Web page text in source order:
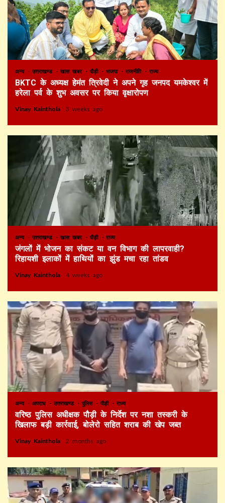
अन्य उत्तराखण्ड खास खबर पौड़ी भाजपा राजनीति राज्य
BKTC के अध्यक्ष हेमंत त्रिवेदी ने अपने गृह जनपद यमकेश्वर में
हरेला पर्व के शुभ अवसर पर किया वृक्षारोपण
Vinay Kainthola 3 weeks ago
अन्य उत्तराखण्ड खास खबर पौड़ी राज्य
जंगलों में भोजन का संकट या वन विभाग की लापरवाही?
रिहायशी इलाकों में हाथियों का झुंड मचा रहा तांडव
Vinay Kainthola 4 weeks ago
अन्य अपराध उत्तराखण्ड पुलिस पौड़ी राज्य
वरिष्ठ पुलिस अधीक्षक पौड़ी के निर्देश पर नशा तस्करी के
खिलाफ बड़ी कार्रवाई, बोलेरो सहित शराब की खेप जब्त
Vinay Kainthola 2 months ago